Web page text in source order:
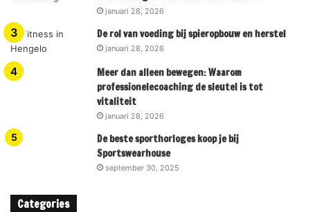
januari 28, 2026
De rol van voeding bij spieropbouw en herstel
januari 28, 2026
Meer dan alleen bewegen: Waarom
professionelecoaching de sleutel is tot
vitaliteit
januari 28, 2026
De beste sporthorloges koop je bij
Sportswearhouse
september 30, 2025
Categories